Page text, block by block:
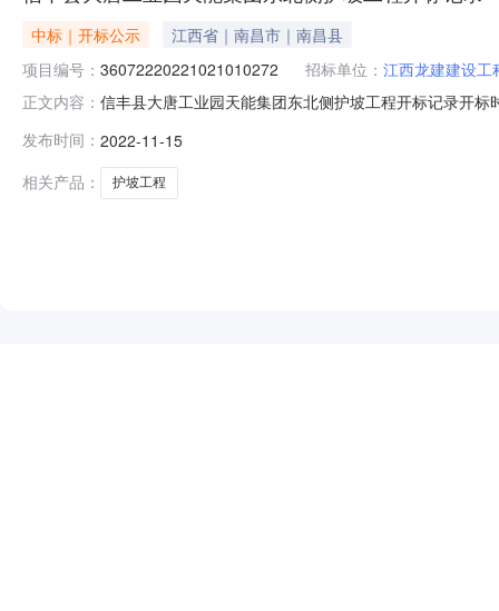
中标｜开标公示
江西省｜南昌市｜南昌县
项目编号： 36072220221021010272 招标单位： 江西龙建建设工
正文内容： 信丰县大唐工业园天能集团东北侧护坡工程开标记录开
间:MonNov1417:24:20CST2022,投标人名称:吉安浩雨
发布时间： 2022-11-15
相关产品：
护坡工程